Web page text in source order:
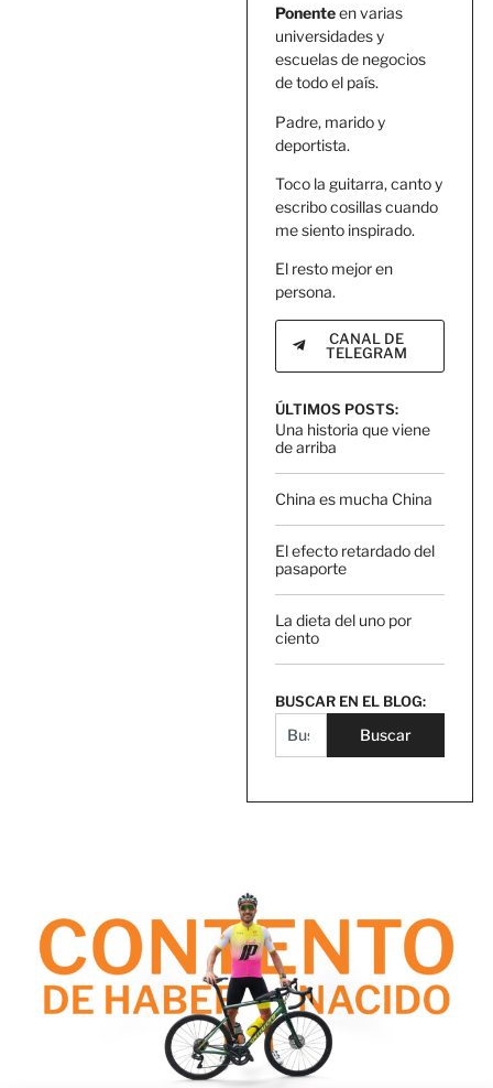
Ponenteen varias
universidades y
escuelas de negocios
de todo el país.
Padre, marido y
deportista.
Toco la guitarra, canto y
escribo cosillas cuando
me siento inspirado.
El resto mejor en
persona.
CANAL DE
TELEGRAM
ÚLTIMOS POSTS:
Una historia que viene
de arriba
China es mucha China
El efecto retardado del
pasaporte
La dieta del uno por
ciento
BUSCAR EN EL BLOG:
Buscar